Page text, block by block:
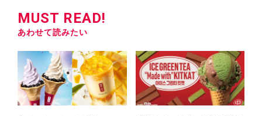
MUST READ!
あわせて読みたい